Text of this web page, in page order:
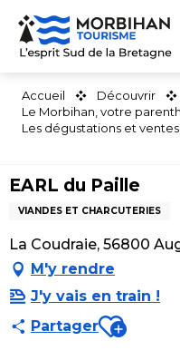
Aller
contenu
Accueil
Découvrir
Le Morbihan, votre
Les dégustations et
EARL du Paille
VIANDES ET CHARCUTERIES
La Coudraie, 56800
M'y rendre
J'y vais en train !
PartagerAjouter